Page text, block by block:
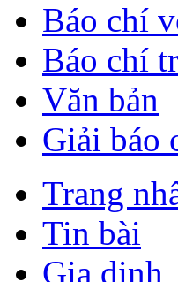
Báo chí
Báo chí
Văn bản
Giải báo
Trang
Tin bài
Gia dinh